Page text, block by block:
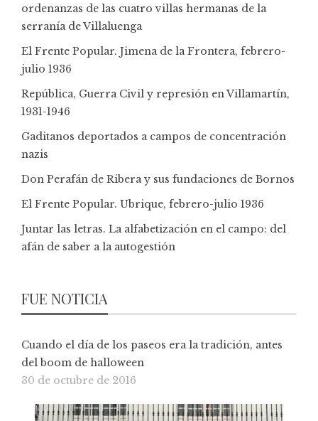
ordenanzas de las cuatro villas hermanas de la
serranía de Villaluenga
El Frente Popular. Jimena de la Frontera, febrero-
julio 1936
República, Guerra Civil y represión en Villamartín,
1931-1946
Gaditanos deportados a campos de concentración
nazis
Don Perafán de Ribera y sus fundaciones de Bornos
El Frente Popular. Ubrique, febrero-julio 1936
Juntar las letras. La alfabetización en el campo: del
afán de saber a la autogestión
FUE NOTICIA
Cuando el día de los paseos era la tradición, antes
del boom de halloween
30 de octubre de 2016